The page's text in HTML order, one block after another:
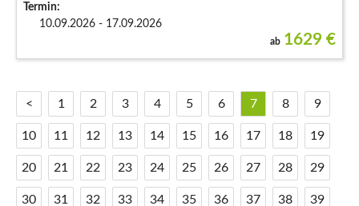
Termin:
10.09.2026 - 17.09.2026
ab 1629 €
< 1 2 3 4 5 6 7 8 9
10 11 12 13 14 15 16 17 18 19
20 21 22 23 24 25 26 27 28 29
30 31 32 33 34 35 36 37 38 39